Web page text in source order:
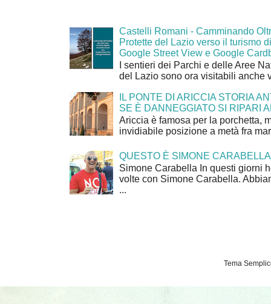
Castelli Romani - Camminando
Protette del Lazio verso il turismo
Google Street View e Google
I sentieri dei Parchi e delle Aree
del Lazio sono ora visitabili anche
IL PONTE DI ARICCIA STORIA
SE È DANNEGGIATO SI RIPARI
Ariccia è famosa per la porchetta,
invidiabile posizione a metà fra
QUESTO È SIMONE CARABELLA
Simone Carabella In questi giorni
volte con Simone Carabella.
...
Tema